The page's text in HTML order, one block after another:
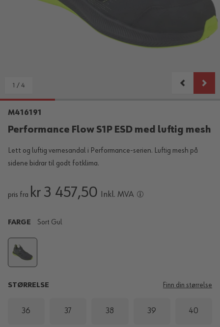
1 / 4
M416191
Performance Flow S1P ESD med luftig mesh
Lett og luftig vernesandal i Performance-serien. Luftig mesh på
sidene bidrar til godt fotklima.
pris fra kr 3 457,50 Inkl. MVA
FARGE Sort Gul
STØRRELSE Finn din størrelse
36 37 38 39 40